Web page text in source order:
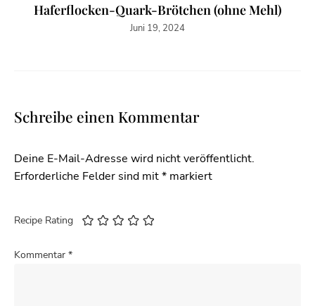
Haferflocken-Quark-Brötchen (ohne Mehl)
Juni 19, 2024
Schreibe einen Kommentar
Deine E-Mail-Adresse wird nicht veröffentlicht.
Erforderliche Felder sind mit* markiert
Recipe Rating
Kommentar *